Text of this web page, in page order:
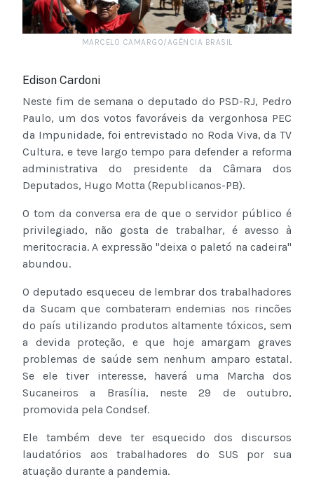
MARCELO CAMARGO/AGÊNCIA BRASIL
Edison Cardoni
Neste fim de semana o deputado do PSD-RJ, Pedro
Paulo, um dos votos favoráveis da vergonhosa PEC
da Impunidade, foi entrevistado no Roda Viva, da TV
Cultura, e teve largo tempo para defender a reforma
administrativa do presidente da Câmara dos
Deputados, Hugo Motta (Republicanos-PB).
O tom da conversa era de que o servidor público é
privilegiado, não gosta de trabalhar, é avesso à
meritocracia. A expressão "deixa o paletó na cadeira"
abundou.
O deputado esqueceu de lembrar dos trabalhadores
da Sucam que combateram endemias nos rincões
do país utilizando produtos altamente tóxicos, sem
a devida proteção, e que hoje amargam graves
problemas de saúde sem nenhum amparo estatal.
Se ele tiver interesse, haverá uma Marcha dos
Sucaneiros a Brasília, neste 29 de outubro,
promovida pela Condsef.
Ele também deve ter esquecido dos discursos
laudatórios aos trabalhadores do SUS por sua
atuação durante a pandemia.